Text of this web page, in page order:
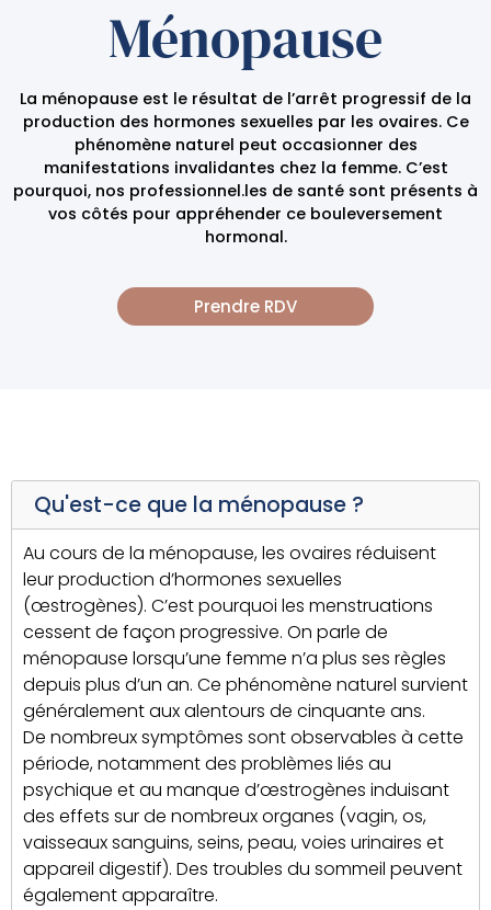
Ménopause
La ménopause est le résultat de l’arrêt progressif de la
production des hormones sexuelles par les ovaires. Ce
phénomène naturel peut occasionner des
manifestations invalidantes chez la femme. C’est
pourquoi, nos professionnel.les de santé sont présents à
vos côtés pour appréhender ce bouleversement
hormonal.
Prendre RDV
Qu'est-ce que la ménopause ?
Au cours de la ménopause, les ovaires réduisent
leur production d’hormones sexuelles
(œstrogènes). C’est pourquoi les menstruations
cessent de façon progressive. On parle de
ménopause lorsqu’une femme n’a plus ses règles
depuis plus d’un an. Ce phénomène naturel survient
généralement aux alentours de cinquante ans.
De nombreux symptômes sont observables à cette
période, notamment des problèmes liés au
psychique et au manque d’œstrogènes induisant
des effets sur de nombreux organes (vagin, os,
vaisseaux sanguins, seins, peau, voies urinaires et
appareil digestif). Des troubles du sommeil peuvent
également apparaître.